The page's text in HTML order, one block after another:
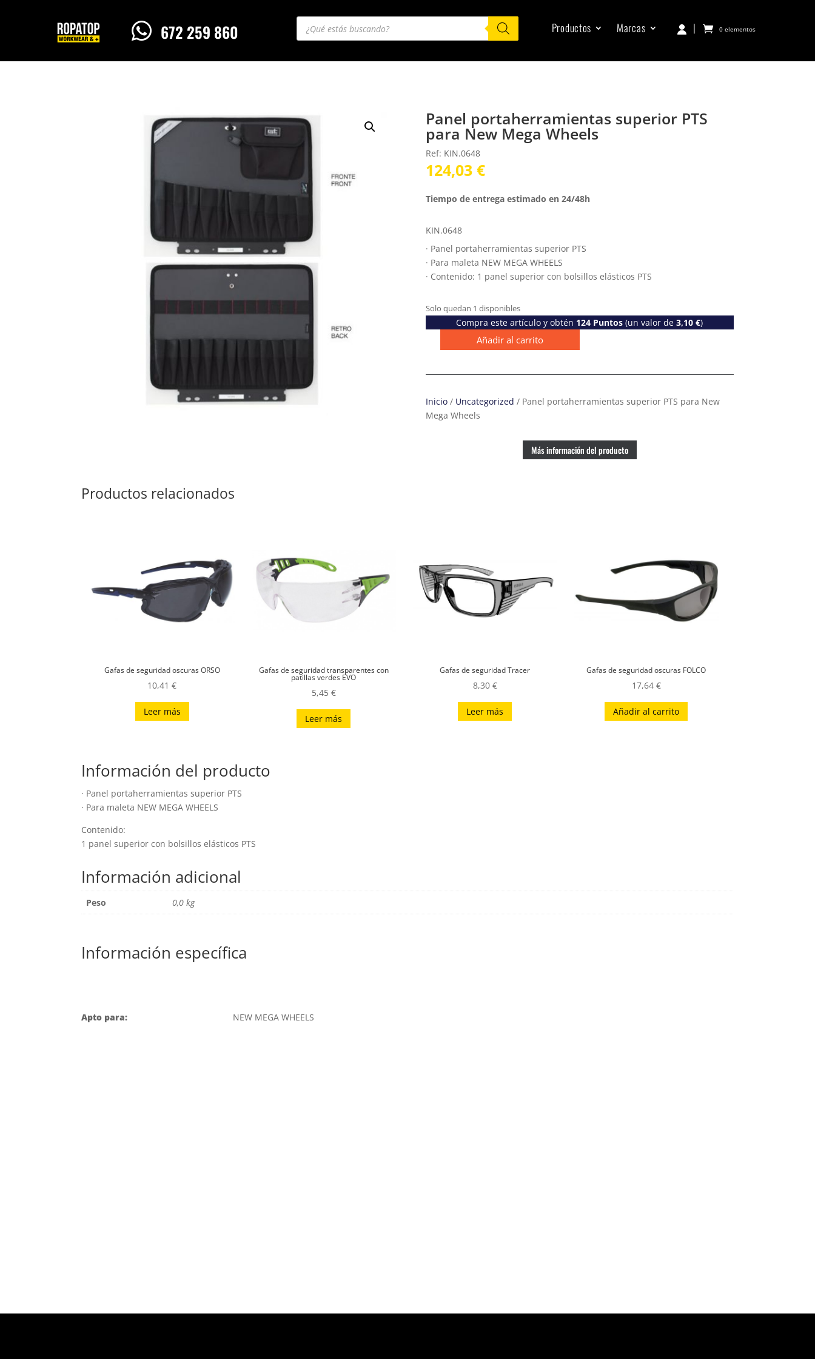
 672 259 860
Búsqueda
productos
Productos Marcas | 0 elementos
Panel portaherramientas superior PTS
para New Mega Wheels
Ref: KIN.0648
124,03 €
Tiempo de entrega estimado en 24/48h
KIN.0648
· Panel portaherramientas superior PTS
· Para maleta NEW MEGA WHEELS
· Contenido: 1 panel superior con bolsillos elásticos PTS
Solo quedan 1 disponibles
Compra este artículo y obtén 124 Puntos (un valor de3,10€)
superior
para
New
Añadir al carrito
Inicio/ Uncategorized / Panel portaherramientas superior PTS para New
Mega Wheels
Más información del producto
Productos relacionados
Gafas de seguridad oscuras ORSO
10,41€
Leer más
Gafas de seguridad transparentes con
patillas verdes EVO
5,45 €
Leer más
Gafas de seguridad Tracer
8,30 €
Leer más
Gafas de seguridad oscuras FOLCO
17,64 €
Añadir al carrito
Información del producto
· Panel portaherramientas superior PTS
· Para maleta NEW MEGA WHEELS
Contenido:
1 panel superior con bolsillos elásticos PTS
Información adicional
Peso 0,0 kg
Información específica
Apto para: NEW MEGA WHEELS